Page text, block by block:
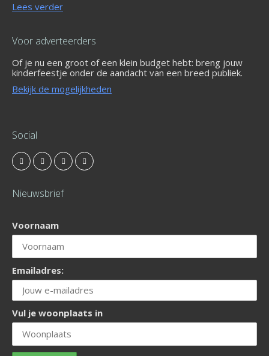
Lees verder
Voor adverteerders
Of je nu een groot of een klein budget hebt: breng jouw
kinderfeestje onder de aandacht van een breed publiek.
Bekijk de mogelijkheden
Social
Nieuwsbrief
Voornaam
Emailadres:
Vul je woonplaats in